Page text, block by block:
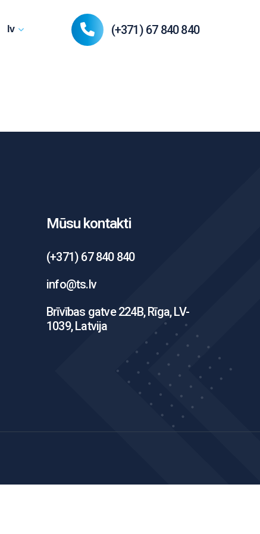
lv (+371) 67 840 840
Mūsu kontakti
(+371) 67 840 840
info@ts.lv
Brīvības gatve 224B, Rīga, LV-
1039, Latvija